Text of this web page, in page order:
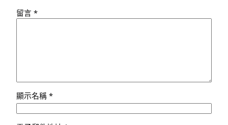
留言 *
顯示名稱 *